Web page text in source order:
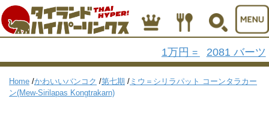
1万円 = 2081 バーツ
Home /かわいいバンコク /第七期 / ミウ＝シリラパット コーンタラカー
ン(Mew-Sirilapas Kongtrakarn)